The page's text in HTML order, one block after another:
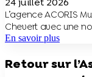
L’agence ACORIS
Chevert avec une
En savoir plus
Retour sur